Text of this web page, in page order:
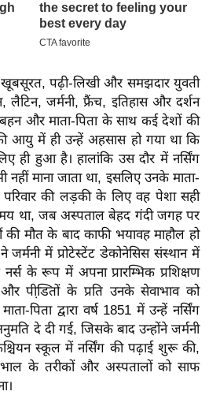
पढ़ी-लिखी और समझदार युवती
लैटिन, जर्मनी, फ्रैंच, इतिहास और दर्शन
बहन और माता-पिता के साथ कई देशों की
की आयु में ही उन्हें अहसास हो गया था कि
ही हुआ है। हालांकि उस दौर में नर्सिंग
नहीं माना जाता था, इसलिए उनके माता-
परिवार की लड़की के लिए वह पेशा सही
था, जब अस्पताल बेहद गंदी जगह पर
की मौत के बाद काफी भयावह माहौल हो
जर्मनी में प्रोटेस्टेंट डेकोनेसिस संस्थान में
के रूप में अपना प्रारम्भिक प्रशिक्षण
और पीडि़तों के प्रति उनके सेवाभाव को
पिता द्वारा वर्ष 1851 में उन्हें नर्सिंग
दे दी गई, जिसके बाद उन्होंने जर्मनी
स्कूल में नर्सिंग की पढ़ाई शुरू की,
के तरीकों और अस्पतालों को साफ